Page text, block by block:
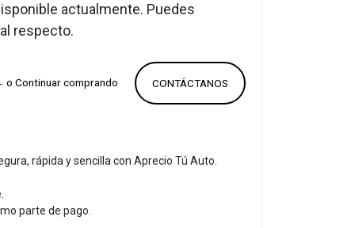
actualmente. Puedes
respecto.
CONTÁCTANOS
o Continuar comprando
rápida y sencilla con Aprecio Tú Auto.
parte de pago.